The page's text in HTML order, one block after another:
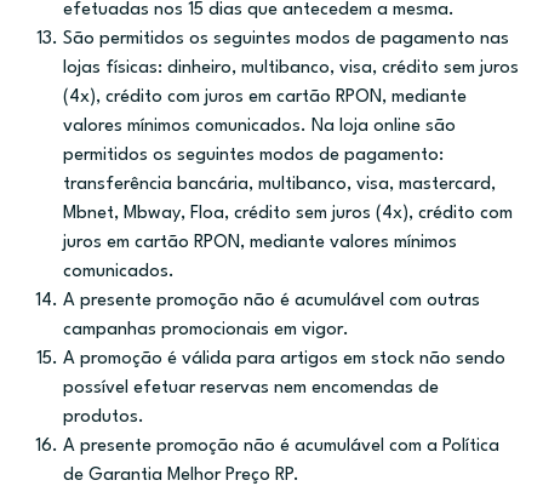
efetuadas nos 15 dias que antecedem a mesma.
São permitidos os seguintes modos de pagamento nas
lojas físicas: dinheiro, multibanco, visa, crédito sem juros
(4x), crédito com juros em cartão RPON, mediante
valores mínimos comunicados. Na loja online são
permitidos os seguintes modos de pagamento:
transferência bancária, multibanco, visa, mastercard,
Mbnet, Mbway, Floa, crédito sem juros (4x), crédito com
juros em cartão RPON, mediante valores mínimos
comunicados.
A presente promoção não é acumulável com outras
campanhas promocionais em vigor.
A promoção é válida para artigos em stock não sendo
possível efetuar reservas nem encomendas de
produtos.
A presente promoção não é acumulável com a Política
de Garantia Melhor Preço RP.